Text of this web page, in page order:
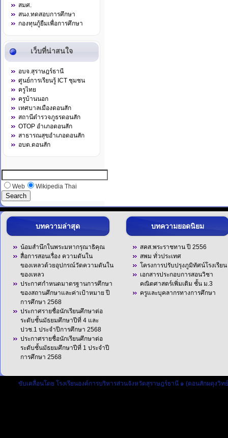
สมศ.
สนง.ทดสอบการศึกษา
กองทุนกู้ยืมเพื่อการศึกษา
เว็บที่น่าสนใจ
อบจ.สุราษฎร์ธานี
ศูนย์การเรียนรู้ ICT ชุมชน
ครูไทย
ครูบ้านนอก
เทศบาลเมืองดอนสัก
สถานีตำรวจภูธรดอนสัก
OTOP อำเภอดอนสัก
สาธารณสุขอำเภอดอนสัก
อบต.ดอนสัก
Web Wikipedia Thai
บทความล่าสุด
น้อมสำนึกในพระมหากรุณาธิคุณ
สื่อการสอนเรื่อง ความดันใน
ของเหลวด้วยอุปกรณ์วัดความดันใน
ของเหลว
ประกาศกำหนดมาตรฐานการศึกษา
ของสถานศึกษาและค่าเป้าหมาย ปี
การศึกษา 2568
ประกาศรายชื่อนักเรียนศึกษาต่อ
ระดับชั้นมัธยมศึกษาปีที่ 4 และ
ปวช.1 ประจำปีการศึกษา 2568
ประกาศรายชื่อนักเรียนศึกษาต่อ
ระดับชั้นมัธยมศึกษาปีที่ 1 ประจำปี
การศึกษา 2568
บทความยอดนิยม
สคส.พระราชทาน ปี 2556
สพม ทั่วประเทศ
โครงการปรับปรุงภูมิทัศน์โรงเรียน
เอกสารประกอบการสอนวิชา
คณิตศาสตร์เพิ่มเติม ชั้น ม.3
ครูและบุคลากรทางการศึกษา
ขับเคลื่อนโดย โรงเรียนองค์การบริหารส่วนจังหวัดสุราษฎร์ธานี ๑ (ดอนสักผดุงวิท